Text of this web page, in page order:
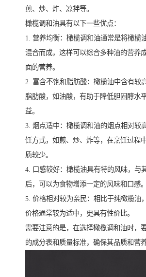
煎、炒、炸、凉拌等。
橄榄调和油具有以下一些优点：
1. 营养均衡：橄榄调和油通常是将橄榄
混合而成，这样可以综合多种油的营养
面的营养。
2. 富含不饱和脂肪酸：橄榄油中含有较
脂肪酸，如油酸，有助于降低胆固醇水
益。
3. 烟点适中：橄榄调和油的烟点相对较
饪方式，如煎、炒、炸等，在烹饪过程
质较少。
4. 口感较好：橄榄油具有特的风味，与
后，可以为食物增添一定的风味和口感。
5. 价格相对较为亲民：相比于纯橄榄油
价格通常较为适中，更具有性价比。
需要注意的是，在选择橄榄调和油时，
的成分表和质量标准，确保其品质和营养